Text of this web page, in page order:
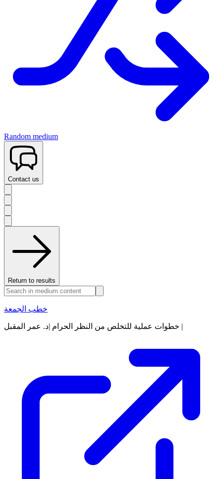
Random medium
Contact us
Return to results
خطب الجمعة
خطوات عملية للتخلص من النظر الحرام |د. عمر المقبل |